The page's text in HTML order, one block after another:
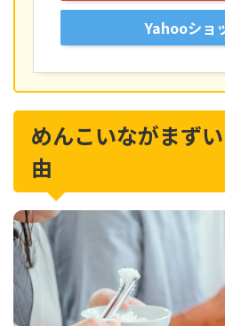
Yahooショ
めんこいながまず
由